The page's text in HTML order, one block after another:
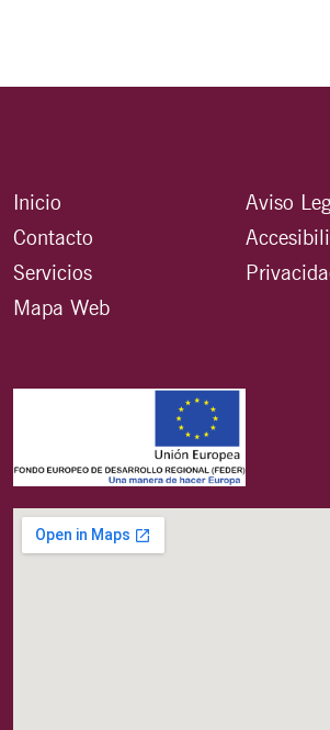
Inicio
Contacto
Servicios
Mapa Web
Aviso